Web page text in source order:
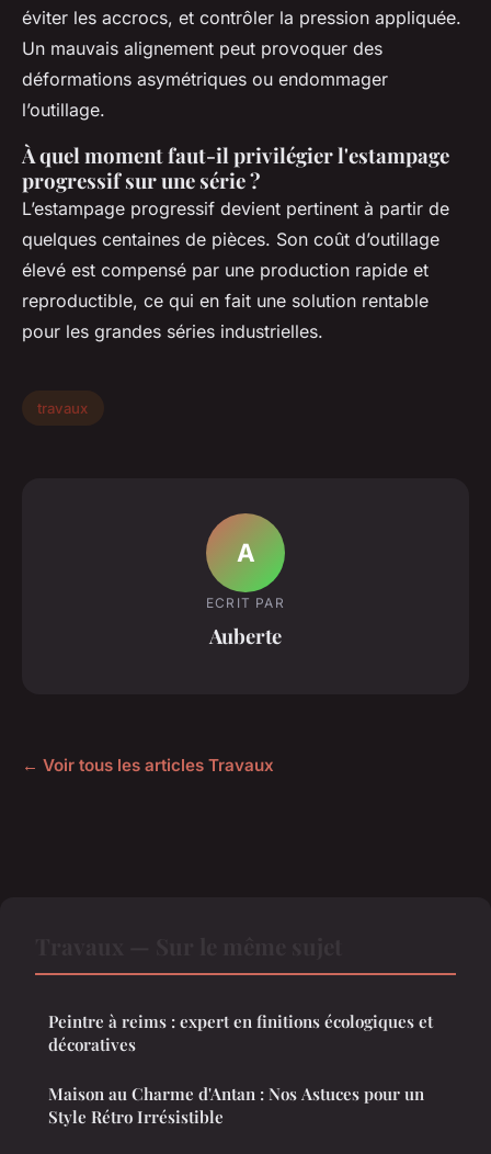
éviter les accrocs, et contrôler la pression appliquée.
Un mauvais alignement peut provoquer des
déformations asymétriques ou endommager
l’outillage.
À quel moment faut-il privilégier l'estampage
progressif sur une série ?
L’estampage progressif devient pertinent à partir de
quelques centaines de pièces. Son coût d’outillage
élevé est compensé par une production rapide et
reproductible, ce qui en fait une solution rentable
pour les grandes séries industrielles.
travaux
A
ECRIT PAR
Auberte
← Voir tous les articles Travaux
Peintre à reims : expert en finitions écologiques et
décoratives
Maison au Charme d'Antan : Nos Astuces pour un
Style Rétro Irrésistible